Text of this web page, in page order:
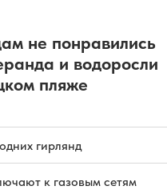
не понравились
и водоросли
пляже
гирлянд
к газовым сетям